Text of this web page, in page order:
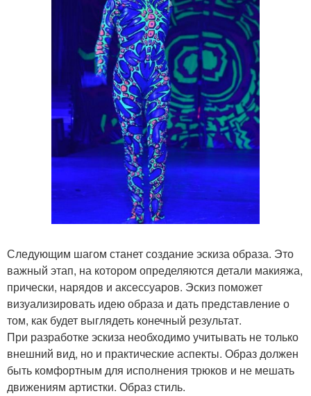
Следующим шагом станет создание эскиза образа. Это
важный этап, на котором определяются детали макияжа,
прически, нарядов и аксессуаров. Эскиз поможет
визуализировать идею образа и дать представление о
том, как будет выглядеть конечный результат.
При разработке эскиза необходимо учитывать не только
внешний вид, но и практические аспекты. Образ должен
быть комфортным для исполнения трюков и не мешать
движениям артистки. Образ стиль.